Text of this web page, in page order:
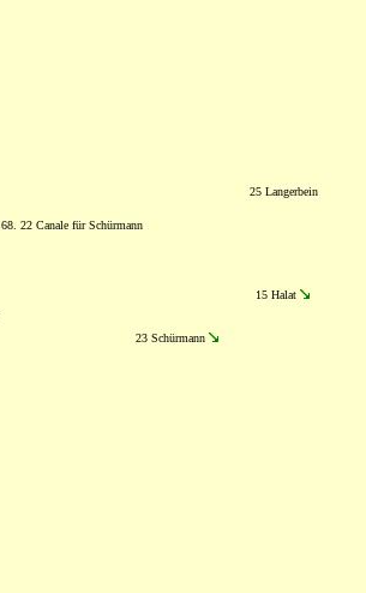
25 Langerbein
68. 22 Canale für Schürmann
15 Halat
23 Schürmann